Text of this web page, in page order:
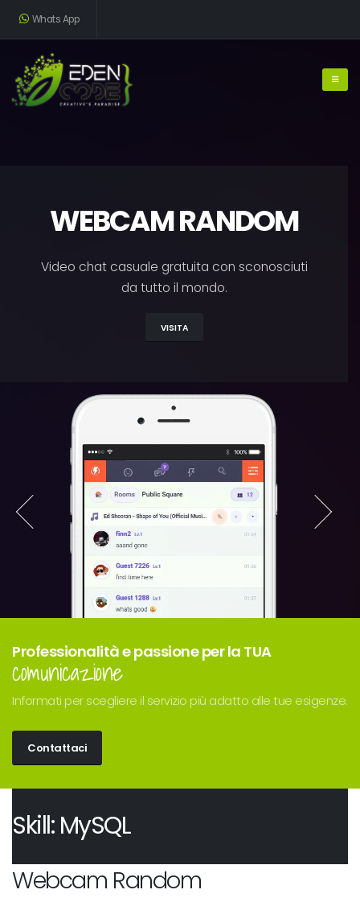
Whats App
WEBCAM RANDOM
Video chat casuale gratuita con sconosciuti
da tutto il mondo.
VISITA
Professionalità e passione per la TUA
comunicazione
Informati per scegliere il servizio più adatto alle tue esigenze.
Contattaci
Skill:MySQL
Webcam Random